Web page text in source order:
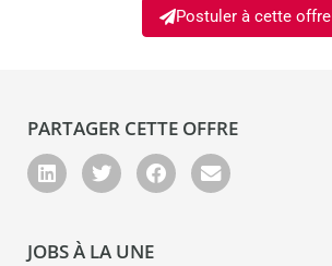
Postuler à cette offre
PARTAGER CETTE OFFRE
JOBS À LA UNE